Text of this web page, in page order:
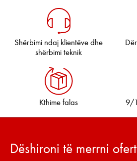
Shërbimi ndaj klientëve dhe
shërbimi teknik
Kthime falas 9/
Dëshironi të merrni